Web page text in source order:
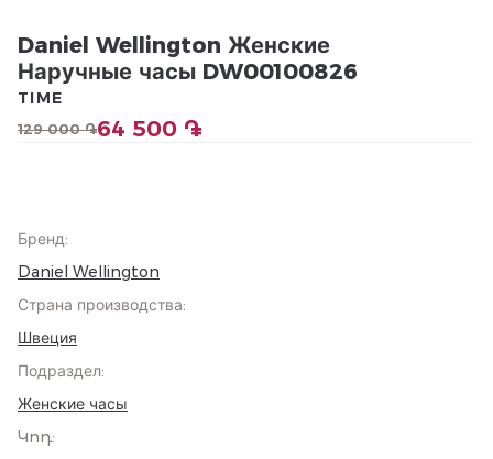
Daniel Wellington Женские
Наручные часы DW00100826
129 000 ֏64 500 ֏
TIME
Бренд:
Daniel Wellington
Страна производства:
Швеция
Подраздел:
Женские часы
Կոդ: